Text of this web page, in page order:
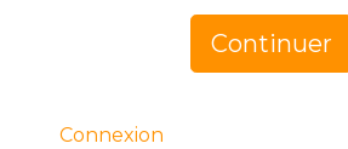
Continuer
Connexion